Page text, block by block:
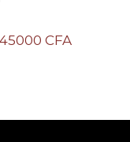
45000 CFA